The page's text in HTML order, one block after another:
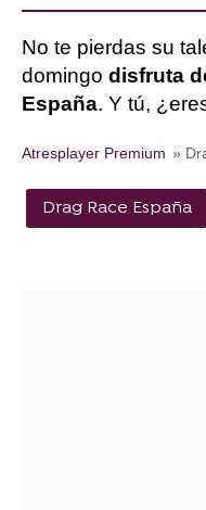
No te pierdas su
domingo disfruta
España. Y tú,
Atresplayer Premium »
Drag Race España